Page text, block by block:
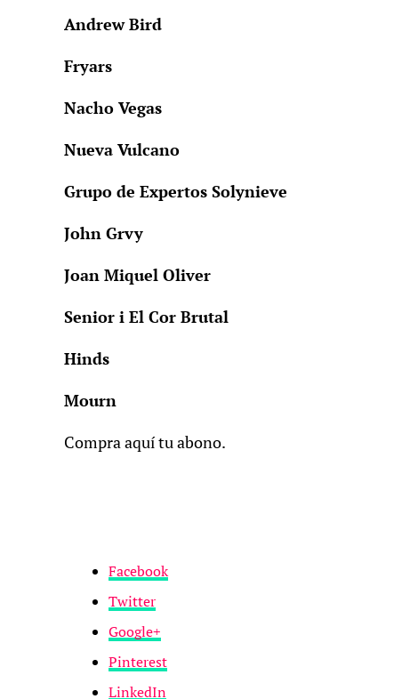
Andrew Bird
Fryars
Nacho Vegas
Nueva Vulcano
Grupo de Expertos Solynieve
John Grvy
Joan Miquel Oliver
Senior i El Cor Brutal
Hinds
Mourn
Compra aquí tu abono.
Facebook
Twitter
Google+
Pinterest
LinkedIn